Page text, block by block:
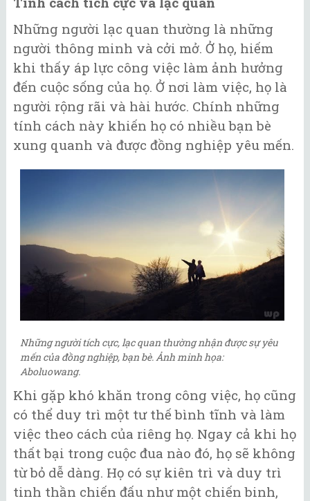
Những người lạc quan thường là những
người thông minh và cởi mở. Ở họ, hiếm
khi thấy áp lực công việc làm ảnh hưởng
đến cuộc sống của họ. Ở nơi làm việc, họ là
người rộng rãi và hài hước. Chính những
tính cách này khiến họ có nhiều bạn bè
xung quanh và được đồng nghiệp yêu mến.
Những người tích cực, lạc quan thường nhận được sự yêu
mến của đồng nghiệp, bạn bè. Ảnh minh họa:
Aboluowang.
Khi gặp khó khăn trong công việc, họ cũng
có thể duy trì một tư thế bình tĩnh và làm
việc theo cách của riêng họ. Ngay cả khi họ
thất bại trong cuộc đua nào đó, họ sẽ không
từ bỏ dễ dàng. Họ có sự kiên trì và duy trì
tinh thần chiến đấu như một chiến binh,